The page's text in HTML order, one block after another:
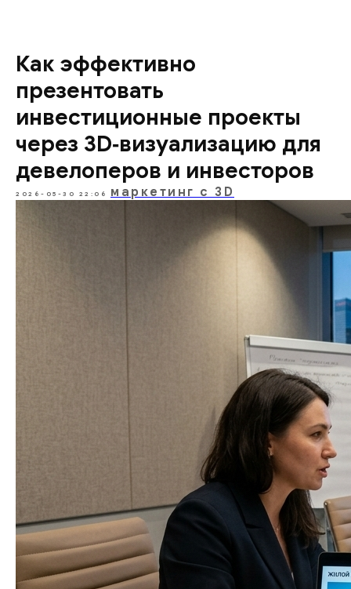
Как эффективно
презентовать
инвестиционные проекты
через 3D‑визуализацию для
девелоперов и инвесторов
2026-05-30 22:06 маркетинг с 3D